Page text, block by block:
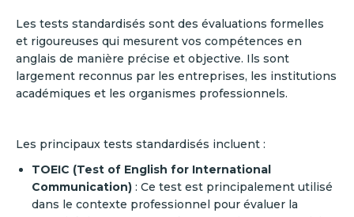
Les tests standardisés sont des évaluations formelles
et rigoureuses qui mesurent vos compétences en
anglais de manière précise et objective. Ils sont
largement reconnus par les entreprises, les institutions
académiques et les organismes professionnels.
Les principaux tests standardisés incluent :
TOEIC (Test of English for International
Communication) : Ce test est principalement utilisé
dans le contexte professionnel pour évaluer la